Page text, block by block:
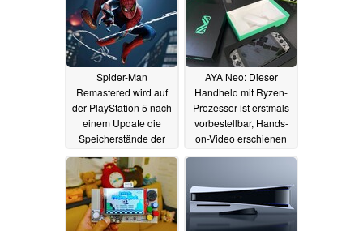
Spider-Man
Remastered wird auf
der PlayStation 5 nach
einem Update die
Speicherstände der
PS4-Version
unterstützen10.11.2020
AYA Neo: Dieser
Handheld mit Ryzen-
Prozessor ist erstmals
vorbestellbar, Hands-
on-Video erschienen
09.11.2020